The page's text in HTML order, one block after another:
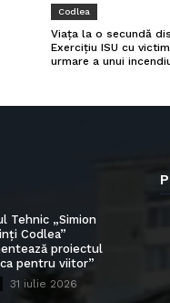
Codlea
Viața la o secundă
Exercițiu ISU cu
urmare a unui
Tehnic „Simion
Codlea”
proiectul
pentru viitor”
31 iulie 2026